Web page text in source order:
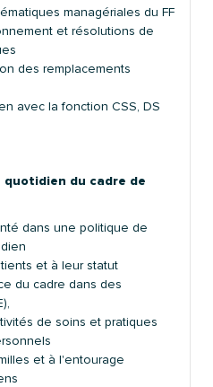
managériales du FF
et résolutions de
des remplacements
avec la fonction CSS, DS
quotidien du cadre de
dans une politique de
et à leur statut
du cadre dans des
de soins et pratiques
et à l'entourage